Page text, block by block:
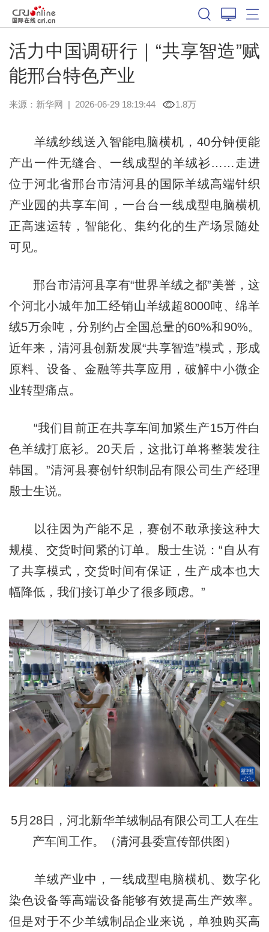
活力中国调研行｜“共享智造”赋
能邢台特色产业
来源： 新华网 | 2026-06-29 18:19:44 1.8万
羊绒纱线送入智能电脑横机，40分钟便能
产出一件无缝合、一线成型的羊绒衫……走进
位于河北省邢台市清河县的国际羊绒高端针织
产业园的共享车间，一台台一线成型电脑横机
正高速运转，智能化、集约化的生产场景随处
可见。
邢台市清河县享有“世界羊绒之都”美誉，这
个河北小城年加工经销山羊绒超8000吨、绵羊
绒5万余吨，分别约占全国总量的60%和90%。
近年来，清河县创新发展“共享智造”模式，形成
原料、设备、金融等共享应用，破解中小微企
业转型痛点。
“我们目前正在共享车间加紧生产15万件白
色羊绒打底衫。20天后，这批订单将整装发往
韩国。”清河县赛创针织制品有限公司生产经理
殷士生说。
以往因为产能不足，赛创不敢承接这种大
规模、交货时间紧的订单。殷士生说：“自从有
了共享模式，交货时间有保证，生产成本也大
幅降低，我们接订单少了很多顾虑。”
5月28日，河北新华羊绒制品有限公司工人在生
产车间工作。（清河县委宣传部供图）
羊绒产业中，一线成型电脑横机、数字化
染色设备等高端设备能够有效提高生产效率。
但是对于不少羊绒制品企业来说，单独购买高